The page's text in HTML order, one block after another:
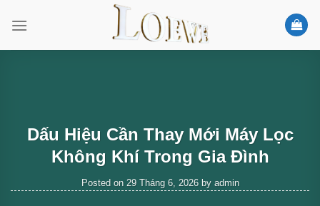
Dấu Hiệu Cần Thay Mới Máy Lọc
Không Khí Trong Gia Đình
Posted on 29 Tháng 6, 2026by admin